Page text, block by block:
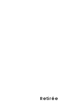
Retirée